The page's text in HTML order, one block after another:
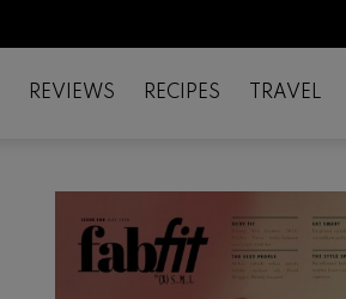
REVIEWS RECIPES TRAVEL